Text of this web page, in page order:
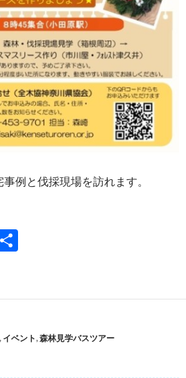
例と伐採現場を訪れます。
学バスツアー開催！！
, イベント,森林見学バスツアー